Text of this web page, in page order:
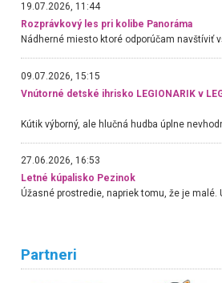
19.07.2026, 11:44
Rozprávkový les pri kolibe Panoráma
09.07.2026, 15:15
Vnútorné detské ihrisko LEGIONARIK v
27.06.2026, 16:53
Letné kúpalisko Pezinok
Partneri